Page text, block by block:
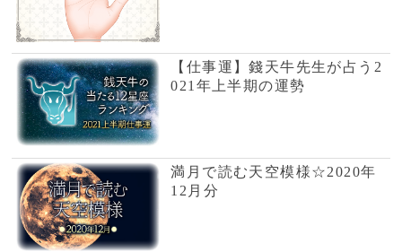
12月分
Dr.RYUKO先生の血液型占い
【12月運勢】
嫌われない・怒らせないポイ
ントは？
社会生活、人間関係でどう振